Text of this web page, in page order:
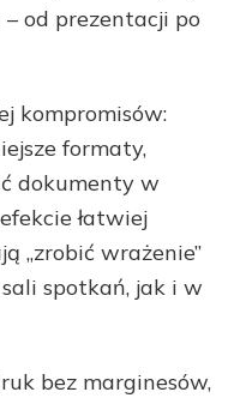
od prezentacji po
kompromisów:
formaty,
dokumenty w
łatwiej
„zrobić wrażenie”
spotkań, jak i w
bez marginesów,